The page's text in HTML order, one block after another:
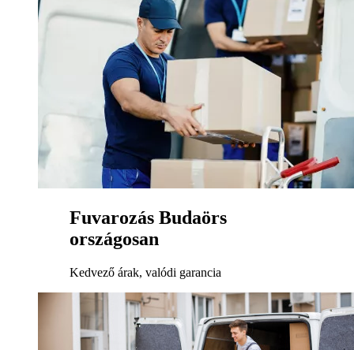
Fuvarozás Budaörs
országosan
Kedvező árak, valódi garancia